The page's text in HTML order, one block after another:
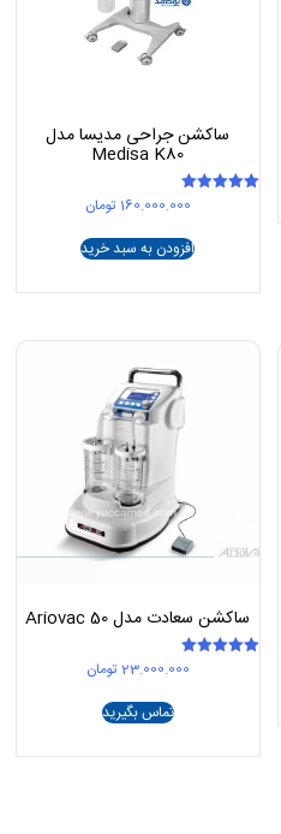
ساکشن جراحی مدیسا مدل
Medisa K80
160.000.000 تومان
افزودن به سبد خرید
ساکشن سعادت مدل Ariovac 50
23.000.000 تومان
تماس بگیرید